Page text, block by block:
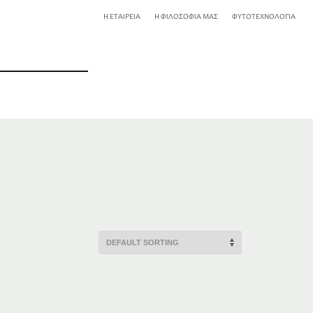
Η ΕΤΑΙΡΕΙΑ Η ΦΙΛΟΣΟΦΙΑ ΜΑΣ ΦΥΤΟΤΕΧΝΟΛΟΓΙΑ